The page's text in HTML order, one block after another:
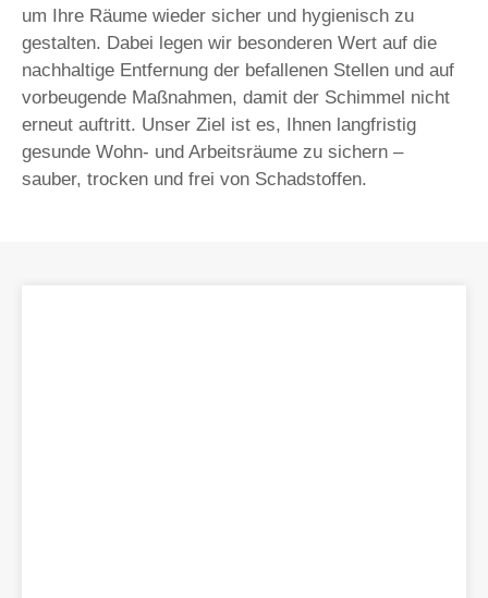
um Ihre Räume wieder sicher und hygienisch zu
gestalten. Dabei legen wir besonderen Wert auf die
nachhaltige Entfernung der befallenen Stellen und auf
vorbeugende Maßnahmen, damit der Schimmel nicht
erneut auftritt. Unser Ziel ist es, Ihnen langfristig
gesunde Wohn- und Arbeitsräume zu sichern –
sauber, trocken und frei von Schadstoffen.